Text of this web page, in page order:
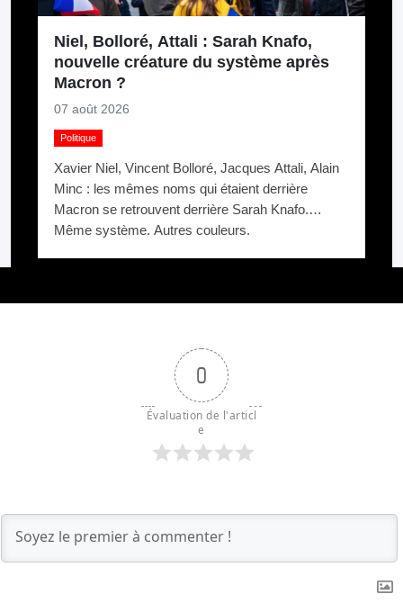
Niel, Bolloré, Attali : Sarah Knafo,
nouvelle créature du système après
Macron ?
07 août 2026
Politique
Xavier Niel, Vincent Bolloré, Jacques Attali, Alain
Minc : les mêmes noms qui étaient derrière
Macron se retrouvent derrière Sarah Knafo.
Même système. Autres couleurs.
0
Évaluation de l'articl
e